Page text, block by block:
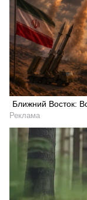
Ближний Восток:
Реклама